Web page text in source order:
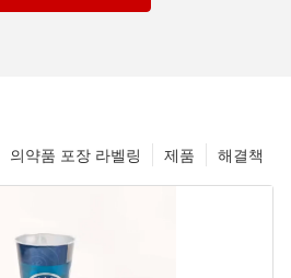
해결책
제품
의약품 포장 라벨링